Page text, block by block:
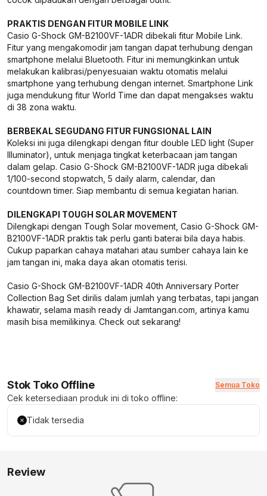
PRAKTIS DENGAN FITUR MOBILE LINK
Casio G-Shock GM-B2100VF-1ADR dibekali fitur Mobile Link.
Fitur yang mengakomodir jam tangan dapat terhubung dengan
smartphone melalui Bluetooth. Fitur ini memungkinkan untuk
melakukan kalibrasi/penyesuaian waktu otomatis melalui
smartphone yang terhubung dengan internet. Smartphone Link
juga mendukung fitur World Time dan dapat mengakses waktu
di 38 zona waktu.
BERBEKAL SEGUDANG FITUR FUNGSIONAL LAIN
Koleksi ini juga dilengkapi dengan fitur double LED light (Super
Illuminator), untuk menjaga tingkat keterbacaan jam tangan
dalam gelap. Casio G-Shock GM-B2100VF-1ADR juga dibekali
1/100-second stopwatch, 5 daily alarm, calendar, dan
countdown timer. Siap membantu di semua kegiatan harian.
DILENGKAPI TOUGH SOLAR MOVEMENT
Dilengkapi dengan Tough Solar movement, Casio G-Shock GM-
B2100VF-1ADR praktis tak perlu ganti baterai bila daya habis.
Cukup paparkan cahaya matahari atau sumber cahaya lain ke
jam tangan ini, maka daya akan otomatis terisi.
Casio G-Shock GM-B2100VF-1ADR 40th Anniversary Porter
Collection Bag Set dirilis dalam jumlah yang terbatas, tapi jangan
khawatir, selama masih ready di Jamtangan.com, artinya kamu
masih bisa memilikinya. Check out sekarang!
Stok Toko Offline Semua Toko
Cek ketersediaan produk ini di toko offline:
Tidak tersedia
Review